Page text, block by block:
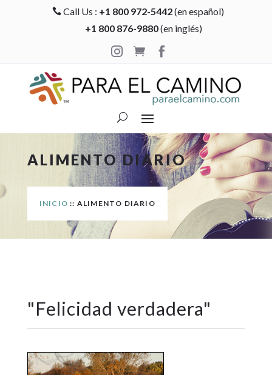
 Call Us : +1 800 972-5442(en español)
+1 800 876-9880(en inglés)

 
ALIMENTO DIARIO
INICIO :: ALIMENTO DIARIO
"Felicidad verdadera"